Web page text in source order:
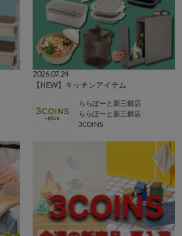
2026.07.24
【NEW】キッチンアイテム
ららぽーと新三郷店
ららぽーと新三郷店
3COINS